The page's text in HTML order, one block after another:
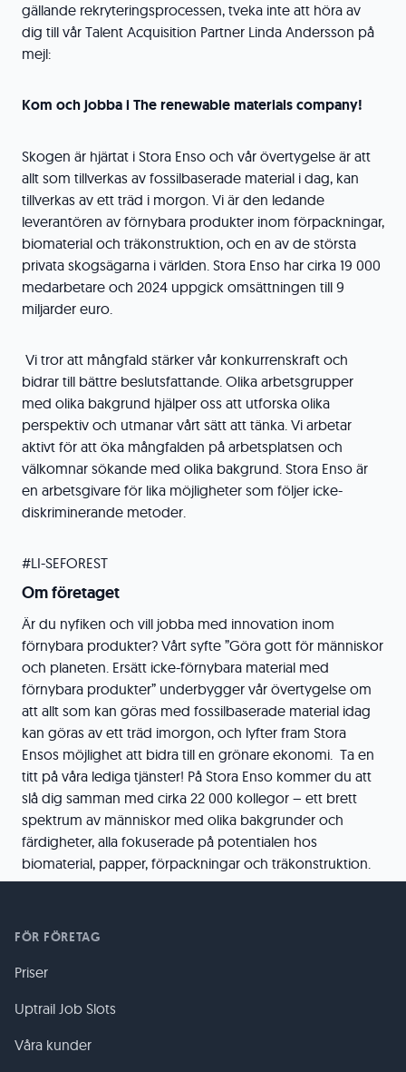
gällande rekryteringsprocessen, tveka inte att höra av
dig till vår Talent Acquisition Partner Linda Andersson på
mejl:
Kom och jobba i The renewable materials company!
Skogen är hjärtat i Stora Enso och vår övertygelse är att
allt som tillverkas av fossilbaserade material i dag, kan
tillverkas av ett träd i morgon. Vi är den ledande
leverantören av förnybara produkter inom förpackningar,
biomaterial och träkonstruktion, och en av de största
privata skogsägarna i världen. Stora Enso har cirka 19 000
medarbetare och 2024 uppgick omsättningen till 9
miljarder euro.
Vi tror att mångfald stärker vår konkurrenskraft och
bidrar till bättre beslutsfattande. Olika arbetsgrupper
med olika bakgrund hjälper oss att utforska olika
perspektiv och utmanar vårt sätt att tänka. Vi arbetar
aktivt för att öka mångfalden på arbetsplatsen och
välkomnar sökande med olika bakgrund. Stora Enso är
en arbetsgivare för lika möjligheter som följer icke-
diskriminerande metoder.
#LI-SEFOREST
Om företaget
Är du nyfiken och vill jobba med innovation inom
förnybara produkter? Vårt syfte ”Göra gott för människor
och planeten. Ersätt icke-förnybara material med
förnybara produkter” underbygger vår övertygelse om
att allt som kan göras med fossilbaserade material idag
kan göras av ett träd imorgon, och lyfter fram Stora
Ensos möjlighet att bidra till en grönare ekonomi. Ta en
titt på våra lediga tjänster! På Stora Enso kommer du att
slå dig samman med cirka 22 000 kollegor – ett brett
spektrum av människor med olika bakgrunder och
färdigheter, alla fokuserade på potentialen hos
biomaterial, papper, förpackningar och träkonstruktion.
FÖR FÖRETAG
Priser
Uptrail Job Slots
Våra kunder